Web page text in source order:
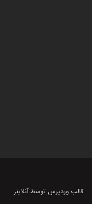
قالب وردپرس توسط آنلاینر